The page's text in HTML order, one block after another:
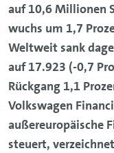
auf 10,6 Millionen
wuchs um 1,7
Weltweit sank
auf 17.923 (-0,7
Rückgang 1,1
Volkswagen
außereuropäische
steuert,